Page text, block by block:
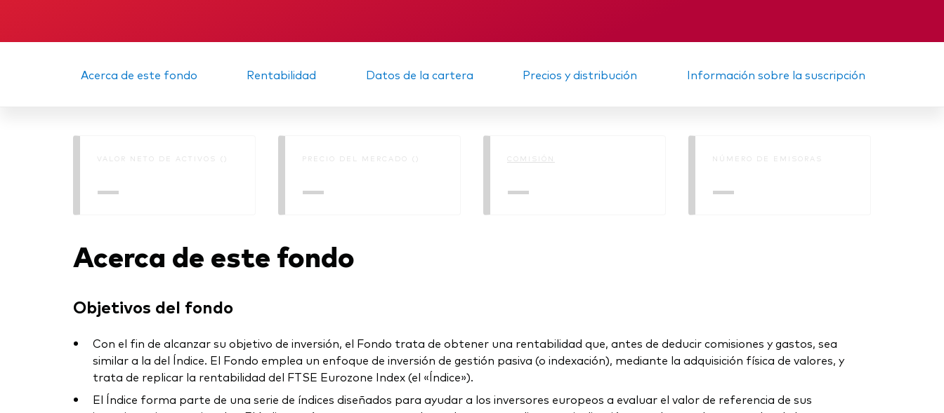
Acerca de este fondo Rentabilidad Datos de la cartera Precios y distribución Información sobre la suscripción
VALOR NETO DE ACTIVOS ()
—
PRECIO DEL MERCADO ()
—
COMISIÓN
—
NÚMERO DE EMISORAS
—
Acerca de este fondo
Objetivos del fondo
Con el fin de alcanzar su objetivo de inversión, el Fondo trata de obtener una rentabilidad que, antes de deducir comisiones y gastos, sea
similar a la del Índice. El Fondo emplea un enfoque de inversión de gestión pasiva (o indexación), mediante la adquisición física de valores, y
trata de replicar la rentabilidad del FTSE Eurozone Index (el «Índice»).
El Índice forma parte de una serie de índices diseñados para ayudar a los inversores europeos a evaluar el valor de referencia de sus